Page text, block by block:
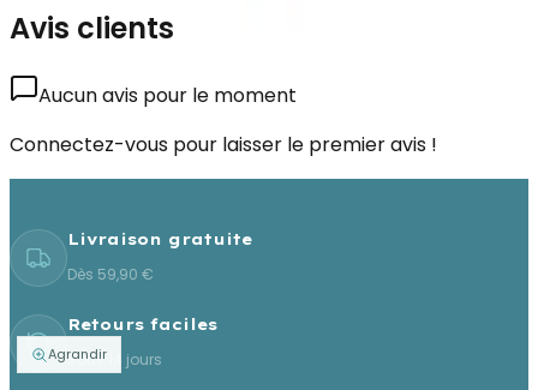
Agrandir
Avis clients
Aucun avis pour le moment
Connectez-vous pour laisser le premier avis !
Livraison gratuite
Dès 59,90 €
Retours faciles
Sous 14 jours